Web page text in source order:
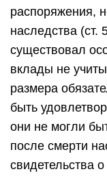
распоряжения,
наследства
существовал
вклады не
размера
быть
они не могли
после смерти
свидетельства